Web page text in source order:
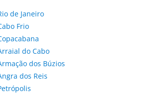
de Janeiro
Frio
do Cabo
dos Búzios
dos Reis